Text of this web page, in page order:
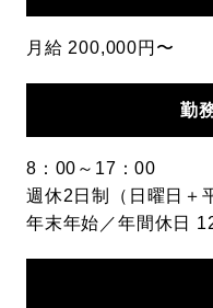
月給 200,000円〜
勤
8：00～17：00
週休2日制（日曜日＋
年末年始／年間休日